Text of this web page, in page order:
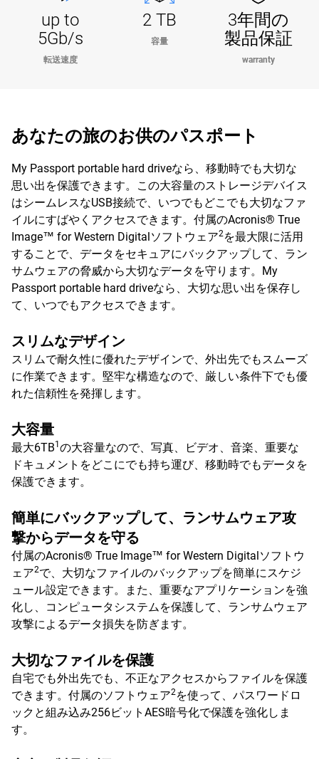
up to
5Gb/s
転送速度
2 TB
容量
3年間の
製品保証
warranty
あなたの旅のお供のパスポート
My Passport portable hard driveなら、移動時でも大切な
思い出を保護できます。この大容量のストレージデバイス
はシームレスなUSB接続で、いつでもどこでも大切なファ
イルにすばやくアクセスできます。付属のAcronis® True
Image™ for Western Digitalソフトウェア2を最大限に活用
することで、データをセキュアにバックアップして、ラン
サムウェアの脅威から大切なデータを守ります。My
Passport portable hard driveなら、大切な思い出を保存し
て、いつでもアクセスできます。
スリムなデザイン
スリムで耐久性に優れたデザインで、外出先でもスムーズ
に作業できます。堅牢な構造なので、厳しい条件下でも優
れた信頼性を発揮します。
大容量
最大6TB1 の大容量なので、写真、ビデオ、音楽、重要な
ドキュメントをどこにでも持ち運び、移動時でもデータを
保護できます。
簡単にバックアップして、ランサムウェア攻
撃からデータを守る
付属のAcronis® True Image™ for Western Digitalソフトウ
ェア2で、大切なファイルのバックアップを簡単にスケジ
ュール設定できます。また、重要なアプリケーションを強
化し、コンピュータシステムを保護して、ランサムウェア
攻撃によるデータ損失を防ぎます。
大切なファイルを保護
自宅でも外出先でも、不正なアクセスからファイルを保護
できます。付属のソフトウェア2を使って、パスワードロ
ックと組み込み256ビットAES暗号化で保護を強化しま
す。